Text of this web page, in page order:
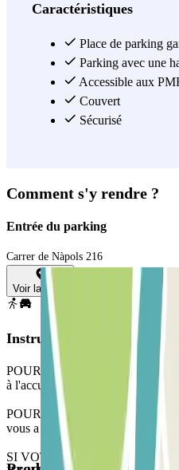
Barcelone.
Accès au parking
DISTANCE.
Voir plus
Caractéristiques
Place de parking
Parking avec une
Accessible aux
Couvert
Sécurisé
Comment s'y rendre ?
Entrée du parking
Carrer de Nàpols 216
Voir la carte
Instructions
POUR OUVRIR LA BARRIÈRE
à l'accueil avec votre bon
POUR SORTIR : utilisez la carte/
vous a confiée.
SI VOTRE PASS PERMET